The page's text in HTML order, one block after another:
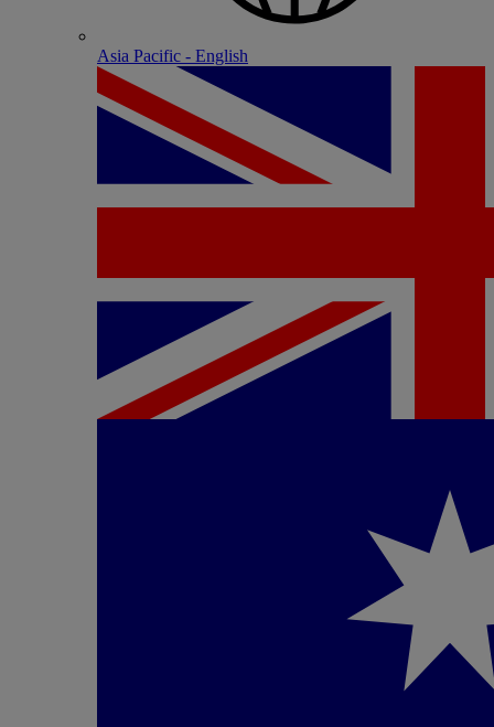
Asia Pacific - English